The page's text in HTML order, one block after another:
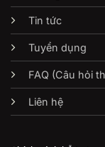
Tin tức
Tuyển dụng
FAQ (Câu hỏi
Liên hệ